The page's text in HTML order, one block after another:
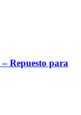
Repuesto para